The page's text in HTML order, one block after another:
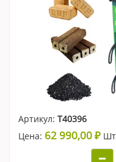
Артикул: Т40396
Цена: 62 990,00 ₽